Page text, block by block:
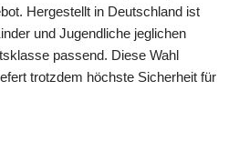
Hergestellt in Deutschland ist
und Jugendliche jeglichen
passend. Diese Wahl
trotzdem höchste Sicherheit für